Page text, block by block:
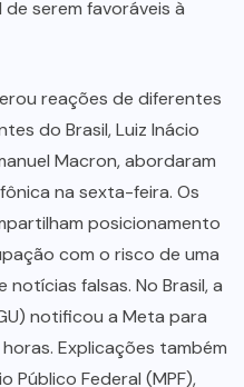
serem favoráveis à
reações de diferentes
do Brasil, Luiz Inácio
Macron, abordaram
na sexta-feira. Os
posicionamento
com o risco de uma
falsas. No Brasil, a
notificou a Meta para
Explicações também
Público Federal (MPF),